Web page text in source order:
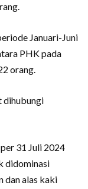
Januari-Juni
PHK pada
orang.
dihubungi
31 Juli 2024
didominasi
dan alas kaki